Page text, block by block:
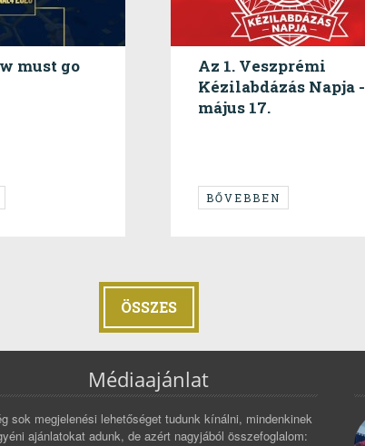
must go
Az 1. Veszprémi
Kézilabdázás Napja -
május 17.
BŐVEBBEN
ÖSSZES
Médiaajánlat
sok megjelenési lehetőséget tudunk kínálni, mindenkinek
ajánlatokat adunk, de azért nagyjából összefoglalom: